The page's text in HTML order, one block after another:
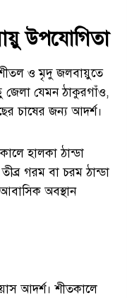
উপযোগিতা
ও মৃদু জলবায়ুতে
জেলা যেমন ঠাকুরগাঁও,
চাষের জন্য আদর্শ।
হালকা ঠান্ডা
গরম বা চরম ঠান্ডা
অবস্থান
আদর্শ। শীতকালে